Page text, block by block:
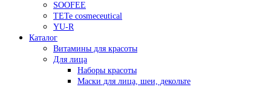
SOOFEE
TETe cosmeceutical
YU-R
Каталог
Витамины для красоты
Для лица
Наборы красоты
Маски для лица, шеи, декольте